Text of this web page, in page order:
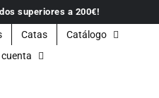
superiores a 200€!
Catas
Catálogo
cuenta